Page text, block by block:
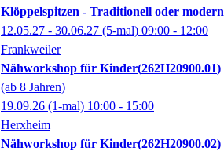
Nähworkshop für Kinder 262H20900.01
(ab 8 Jahren)
19.09.26 (1-mal) 10:00 - 15:00
Herxheim
Nähworkshop für Kinder 262H20900.02
Klöppelspitzen - Traditionell oder modern
12.05.27 - 30.06.27 (5-mal) 09:00 - 12:00
Frankweiler